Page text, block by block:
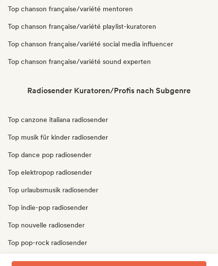
Top chanson française/variété mentoren
Top chanson française/variété playlist-kuratoren
Top chanson française/variété social media influencer
Top chanson française/variété sound experten
Radiosender Kuratoren/Profis nach Subgenre
Top canzone italiana radiosender
Top musik für kinder radiosender
Top dance pop radiosender
Top elektropop radiosender
Top urlaubsmusik radiosender
Top indie-pop radiosender
Top nouvelle radiosender
Top pop-rock radiosender
Top pop-soul radiosender